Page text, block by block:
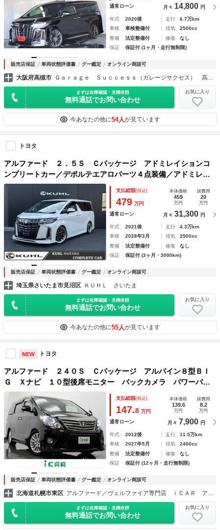
通常ローン 月々 14,800 円
年式 2020後 走行
6.7万km
車検
車検整備付 排気
2500cc
整備
法定整備付 修復
なし
保証
保証付 (1ヶ月・走行無制限)
販売店保証 車両状態評価書 グー鑑定 オンライン商談可
大阪府高槻市 Ｇａｒａｇｅ Ｓｕｃｃｅｓｓ（ガレージサクセス） 高槻店 アルファード・ヴェルファイア・ヴォクシー専門店
まずは在庫確認・見積依頼
無料通話でお問い合わせ
お気に入り
今あなたの他に54人が見ています
トヨタ
アルファード ２．５Ｓ Ｃパッケージ アドミレイションコ
ンプリートカー／デポルテエアロパーツ４点装備／アドミレイ
ションマフラー／アミスタット２０インチホイール／ツインム
ーンルーフ／デジタルインナーミラー／ＢＬＩＴＺ車高調／Ｋ
支払総額(税込)
479 万円
本体価格
459
万円
諸費用
20
万円
通常ローン 月々 31,300 円
年式 2021後 走行
4.3万km
車検
2028年3月 排気
2500cc
整備
法定整備付 修復
なし
保証
保証付 (3ヶ月・3000km)
販売店保証 車両状態評価書 グー鑑定 オンライン商談可
埼玉県さいたま市見沼区 ＫＵＨＬ さいたま
まずは在庫確認・見積依頼
無料通話でお問い合わせ
お気に入り
今あなたの他に55人が見ています
NEW トヨタ
アルファード ２４０Ｓ Ｃパッケージ アルパイン８型ＢＩ
Ｇ Ｘナビ １０型後席モニター バックカメラ パワーバッ
クドア 両側パワースライドドア パワーシート クルーズコ
ントロール クリアランスソナー ＥＴＣ タナベダウンサ
ス 純正１８ＡＷ
支払総額(税込)
147.8 万円
本体価格
139.6
万円
諸費用
8.2
万円
通常ローン 月々 7,900 円
年式 2012後 走行
11.5万km
車検
2027年5月 排気
2400cc
整備
法定整備付 修復
なし
保証
保証付 (12ヶ月・走行無制限)
販売店保証 車両状態評価書 グー鑑定 オンライン商談可
北海道札幌市東区 アルファード／ヴェルファイア専門店 ｉＣＡＲ アイカー
まずは在庫確認・見積依頼
無料通話でお問い合わせ
お気に入り